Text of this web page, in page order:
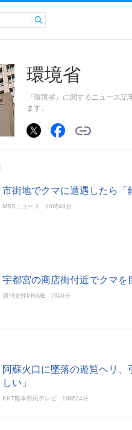
環境省
『環境省』に関するニュース
ます。
市街地でクマに遭遇したら
MBSニュース 16時48分
宇都宮の商店街付近でクマを
週刊女性PRIME 7時0分
阿蘇火口に墜落の遊覧ヘリ
しい」
KKT熊本県民テレビ 18時24分